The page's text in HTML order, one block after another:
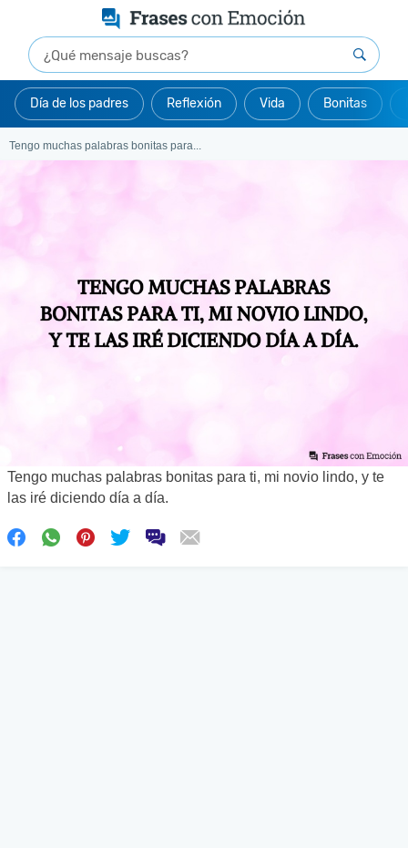
Día de los padres Reflexión Vida Bonitas
Tengo muchas palabras bonitas para...
Tengo muchas palabras bonitas para ti, mi novio lindo, y te
las iré diciendo día a día.